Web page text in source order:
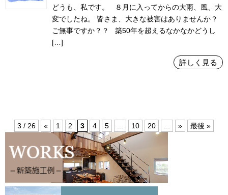
どうも、私です。 ８月に入ってからの大雨、風、大
変でしたね。 皆さま、大きな被害はありませんか？
ご無事ですか？？ 築50年を超えるなかなかどうし
[…]
詳しく見る
3 / 26 « 1 2 3 4 5 10 20 » 最後 »